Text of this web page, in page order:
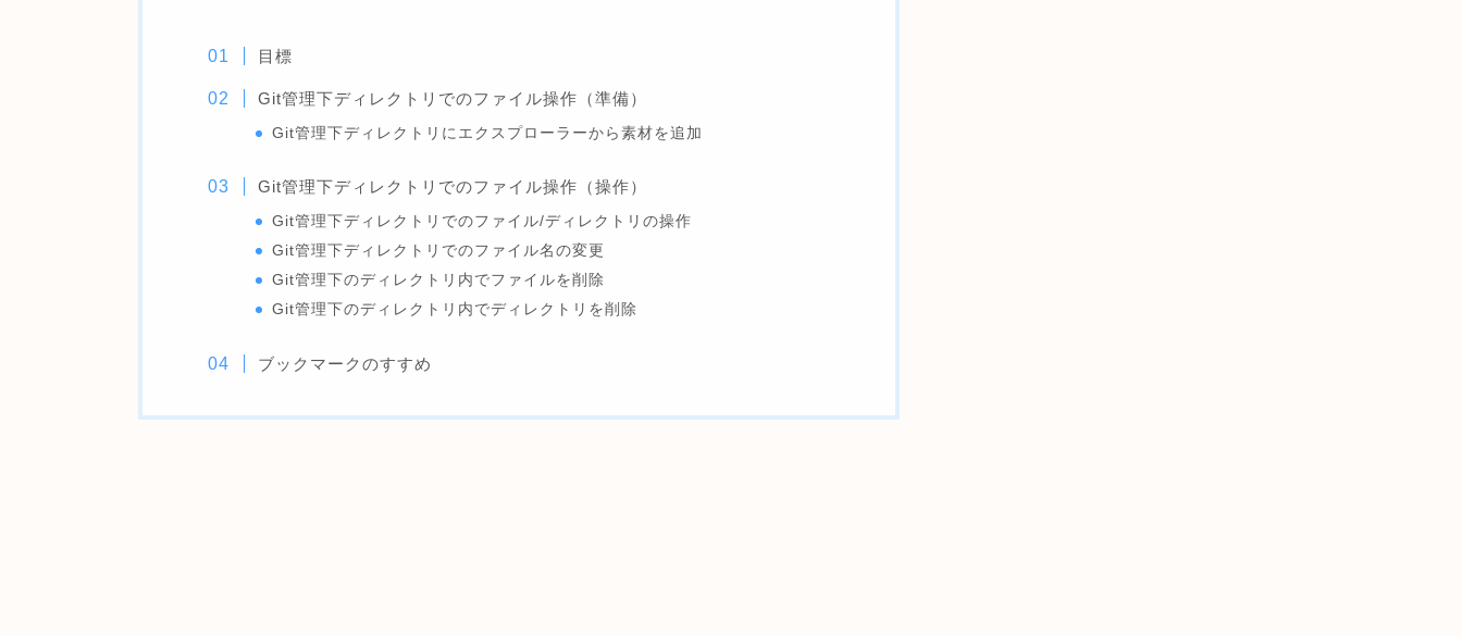
目標
Git管理下ディレクトリでのファイル操作（準備）
Git管理下ディレクトリにエクスプローラーから素材を追加
Git管理下ディレクトリでのファイル操作（操作）
Git管理下ディレクトリでのファイル/ディレクトリの操作
Git管理下ディレクトリでのファイル名の変更
Git管理下のディレクトリ内でファイルを削除
Git管理下のディレクトリ内でディレクトリを削除
ブックマークのすすめ